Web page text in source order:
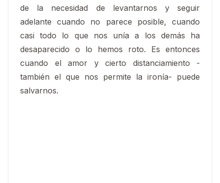
de la necesidad de levantarnos y seguir
adelante cuando no parece posible, cuando
casi todo lo que nos unía a los demás ha
desaparecido o lo hemos roto. Es entonces
cuando el amor y cierto distanciamiento -
también el que nos permite la ironía- puede
salvarnos.